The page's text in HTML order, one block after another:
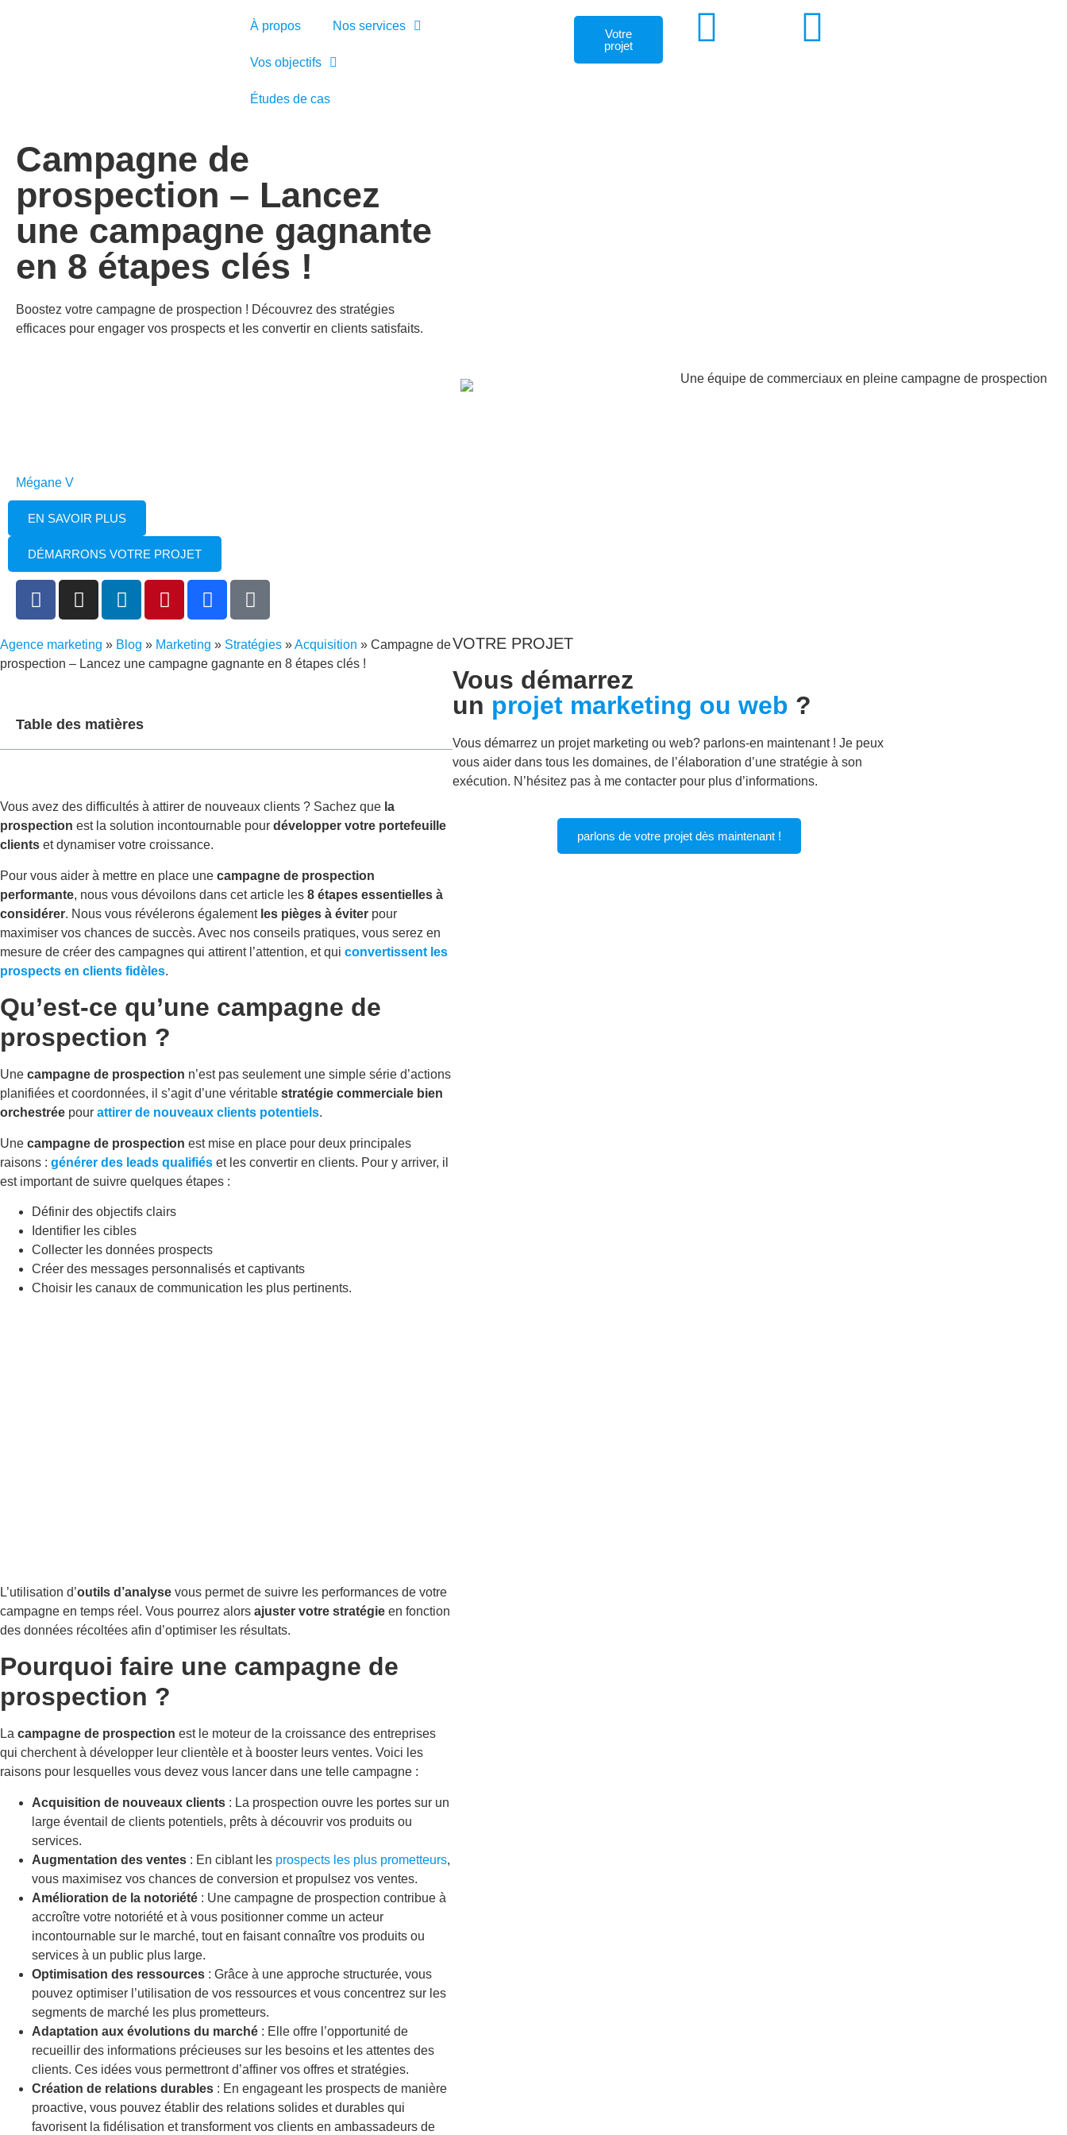
À propos Nos services
Vos objectifs
Études de cas
Votre
projet
Campagne de
prospection – Lancez
une campagne gagnante
en 8 étapes clés !
Boostez votre campagne de prospection ! Découvrez des stratégies
efficaces pour engager vos prospects et les convertir en clients satisfaits.
Mégane V
EN SAVOIR PLUS
DÉMARRONS VOTRE PROJET
Agence marketing » Blog » Marketing » Stratégies »Acquisition » Campagne de
prospection – Lancez une campagne gagnante en 8 étapes clés !
Table des matières
Vous avez des difficultés à attirer de nouveaux clients ? Sachez que la
prospection est la solution incontournable pour développer votre portefeuille
clients et dynamiser votre croissance.
Pour vous aider à mettre en place une campagne de prospection
performante, nous vous dévoilons dans cet article les 8 étapes essentielles à
considérer. Nous vous révélerons également les pièges à éviter pour
maximiser vos chances de succès. Avec nos conseils pratiques, vous serez en
mesure de créer des campagnes qui attirent l’attention, et qui convertissent les
prospects en clients fidèles.
Qu’est-ce qu’une campagne de
prospection ?
Une campagne de prospection n’est pas seulement une simple série d’actions
planifiées et coordonnées, il s’agit d’une véritable stratégie commerciale bien
orchestrée pour attirer de nouveaux clients potentiels.
Une campagne de prospection est mise en place pour deux principales
raisons : générer des leads qualifiés et les convertir en clients. Pour y arriver, il
est important de suivre quelques étapes :
Définir des objectifs clairs
Identifier les cibles
Collecter les données prospects
Créer des messages personnalisés et captivants
Choisir les canaux de communication les plus pertinents.
L’utilisation d’outils d’analyse vous permet de suivre les performances de votre
campagne en temps réel. Vous pourrez alors ajuster votre stratégie en fonction
des données récoltées afin d’optimiser les résultats.
Pourquoi faire une campagne de
prospection ?
La campagne de prospection est le moteur de la croissance des entreprises
qui cherchent à développer leur clientèle et à booster leurs ventes. Voici les
raisons pour lesquelles vous devez vous lancer dans une telle campagne :
Acquisition de nouveaux clients : La prospection ouvre les portes sur un
large éventail de clients potentiels, prêts à découvrir vos produits ou
services.
Augmentation des ventes : En ciblant les prospects les plus prometteurs,
vous maximisez vos chances de conversion et propulsez vos ventes.
Amélioration de la notoriété : Une campagne de prospection contribue à
accroître votre notoriété et à vous positionner comme un acteur
incontournable sur le marché, tout en faisant connaître vos produits ou
services à un public plus large.
Optimisation des ressources : Grâce à une approche structurée, vous
pouvez optimiser l’utilisation de vos ressources et vous concentrez sur les
segments de marché les plus prometteurs.
Adaptation aux évolutions du marché : Elle offre l’opportunité de
recueillir des informations précieuses sur les besoins et les attentes des
clients. Ces idées vous permettront d’affiner vos offres et stratégies.
Création de relations durables : En engageant les prospects de manière
proactive, vous pouvez établir des relations solides et durables qui
favorisent la fidélisation et transforment vos clients en ambassadeurs de
VOTRE PROJET
Vous démarrez
un projet marketing ou web ?
Vous démarrez un projet marketing ou web? parlons-en maintenant ! Je peux
vous aider dans tous les domaines, de l’élaboration d’une stratégie à son
exécution. N’hésitez pas à me contacter pour plus d’informations.
parlons de votre projet dès maintenant !